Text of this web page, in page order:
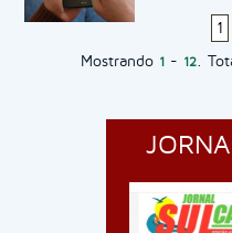
1
Mostrando 1- 12.